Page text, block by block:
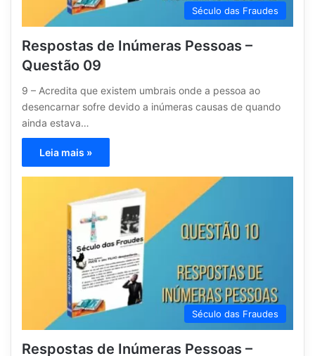
Século das Fraudes
Respostas de Inúmeras Pessoas –
Questão 09
9 – Acredita que existem umbrais onde a pessoa ao
desencarnar sofre devido a inúmeras causas de quando
ainda estava…
Leia mais »
Século das Fraudes
Respostas de Inúmeras Pessoas –